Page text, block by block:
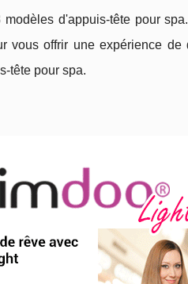
d'appuis-tête pour
vous offrir une expérience
tête pour spa.